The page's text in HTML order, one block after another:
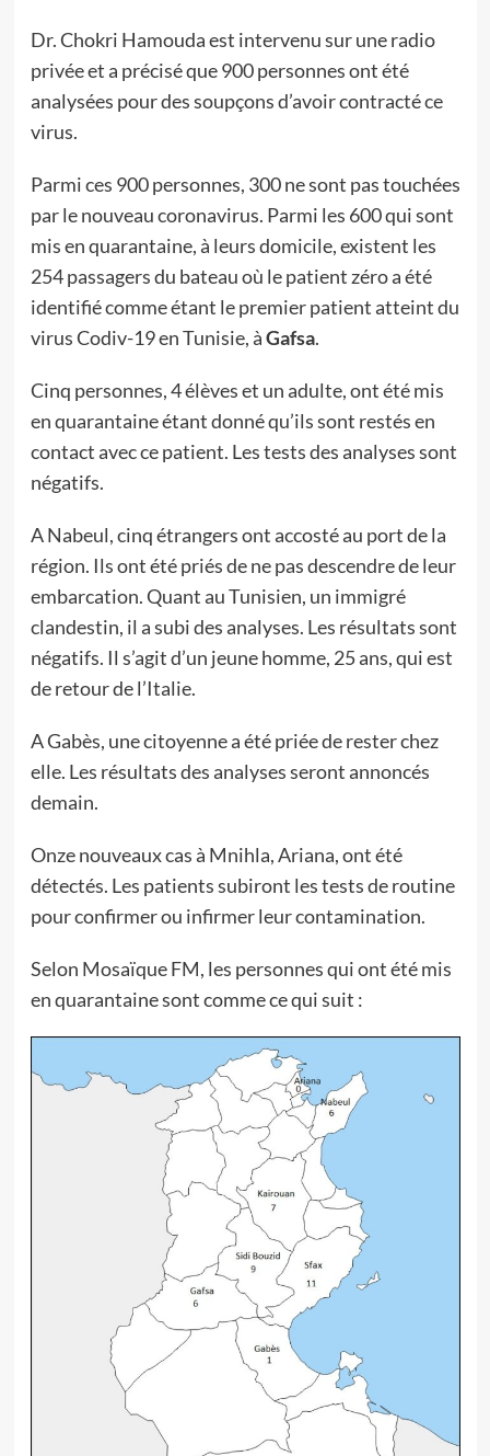
Dr. Chokri Hamouda est intervenu sur une radio
privée et a précisé que 900 personnes ont été
analysées pour des soupçons d’avoir contracté ce
virus.
Parmi ces 900 personnes, 300 ne sont pas touchées
par le nouveau coronavirus. Parmi les 600 qui sont
mis en quarantaine, à leurs domicile, existent les
254 passagers du bateau où le patient zéro a été
identifié comme étant le premier patient atteint du
virus Codiv-19 en Tunisie, àGafsa.
Cinq personnes, 4 élèves et un adulte, ont été mis
en quarantaine étant donné qu’ils sont restés en
contact avec ce patient. Les tests des analyses sont
négatifs.
A Nabeul, cinq étrangers ont accosté au port de la
région. Ils ont été priés de ne pas descendre de leur
embarcation. Quant au Tunisien, un immigré
clandestin, il a subi des analyses. Les résultats sont
négatifs. Il s’agit d’un jeune homme, 25 ans, qui est
de retour de l’Italie.
A Gabès, une citoyenne a été priée de rester chez
elle. Les résultats des analyses seront annoncés
demain.
Onze nouveaux cas à Mnihla, Ariana, ont été
détectés. Les patients subiront les tests de routine
pour confirmer ou infirmer leur contamination.
Selon Mosaïque FM, les personnes qui ont été mis
en quarantaine sont comme ce qui suit :